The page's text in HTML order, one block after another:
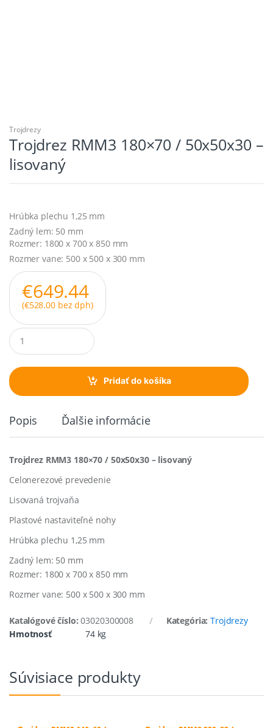
Trojdrezy
Trojdrez RMM3 180×70 / 50x50x30 –
lisovaný
Hrúbka plechu 1,25 mm
Zadný lem: 50 mm
Rozmer: 1800 x 700 x 850 mm
Rozmer vane: 500 x 500 x 300 mm
€649.44
(€528.00bez dph)
Q
u
a
t
i
Pridať do košíka
Popis Ďalšie informácie
Trojdrez RMM3 180×70 / 50x50x30 – lisovaný
Celonerezové prevedenie
Lisovaná trojvaňa
Plastové nastaviteľné nohy
Hrúbka plechu 1,25 mm
Zadný lem: 50 mm
Rozmer: 1800 x 700 x 850 mm
Rozmer vane: 500 x 500 x 300 mm
Katalógové číslo:03020300008 Kategória:Trojdrezy
Hmotnosť
74 kg
Súvisiace produkty